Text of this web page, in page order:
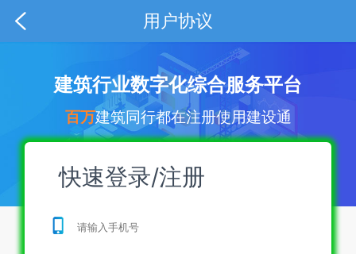
用户协议
建筑行业数字化综合服务平台
百万建筑同行都在注册使用建设通
快速登录/注册